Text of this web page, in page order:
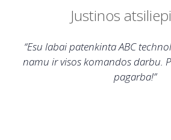
Justinos
“Esu labai patenkinta ABC
namu ir visos komandos darbu.
pagarba!”